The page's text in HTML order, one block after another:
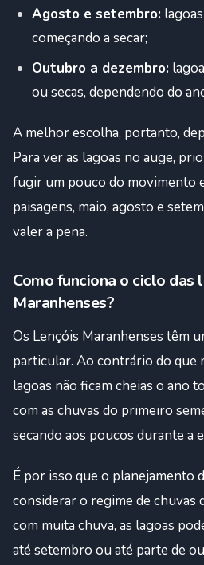
Agosto e setembro:
começando a secar;
Outubro a dezembro:
ou secas, dependendo do
A melhor escolha, portanto,
Para ver as lagoas no auge,
fugir um pouco do movimento
paisagens, maio, agosto e
valer a pena.
Como funciona o ciclo das
Maranhenses?
Os Lençóis Maranhenses têm
particular. Ao contrário do que
lagoas não ficam cheias o ano
com as chuvas do primeiro
secando aos poucos durante a
É por isso que o planejamento
considerar o regime de chuvas
com muita chuva, as lagoas
até setembro ou até parte de